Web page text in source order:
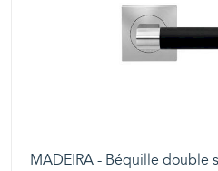
MADEIRA - Béquille double